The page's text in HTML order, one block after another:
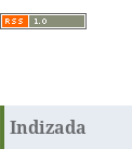
Indizada